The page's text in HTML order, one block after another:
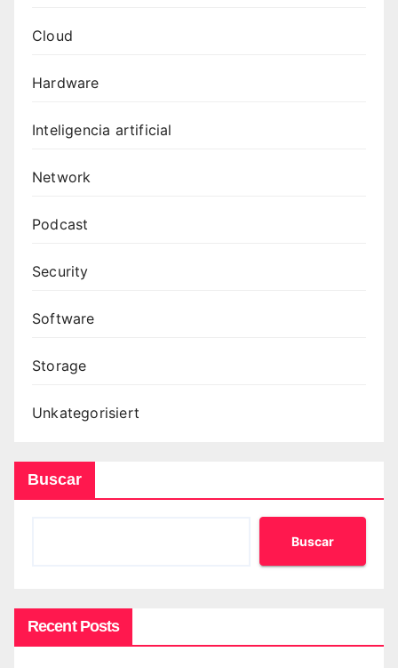
Cloud
Hardware
Inteligencia artificial
Network
Podcast
Security
Software
Storage
Unkategorisiert
Buscar
Buscar
Recent Posts